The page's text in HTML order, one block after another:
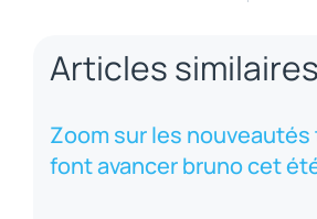
Articles similaires
Zoom sur les
font avancer bruno cet